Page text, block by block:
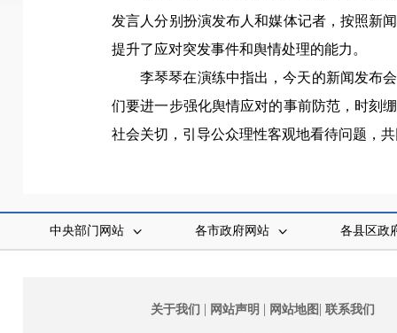
发言人分别扮演发布人和媒体记者，按照新
提升了应对突发事件和舆情处理的能力。
李琴琴在演练中指出，今天的新闻发布
们要进一步强化舆情应对的事前防范，时刻
社会关切，引导公众理性客观地看待
中央部门网站 各市政府网站 各县区政
关于我们 | 网站声明 | 网站地图 | 联系我们